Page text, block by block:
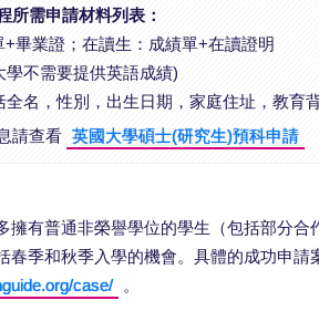
所需申請材料列表：
+畢業證；在讀生：成績單+在讀證明
學不需要提供英語成績)
全名，性別，出生日期，家庭住址，教育
請查看 英國大學碩士(研究生)預科申請
擁有普通非榮譽學位的學生（包括部分
春季和秋季入學的機會。具體的成功申請
case/ 。